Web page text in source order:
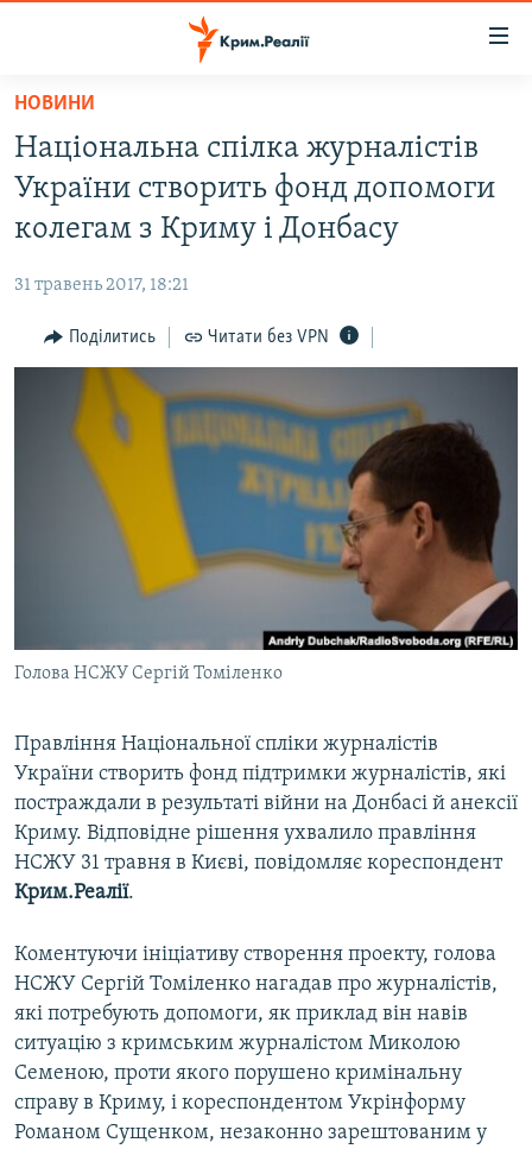
Перейти
основного
матеріалу
Перейти
до
основної
навігації
Перейти
до
ВОДА.КРИМ
ВІДЕО ТА ФОТО
БЛОГИ
ПОГЛЯД
ВСЕ ЗА ДЕНЬ
СПЕЦПРОЕКТИ
ДЕПОРТАЦІЯ
ВІДЕОУРОКИ «ELIFBE»
СВІДЧЕННЯ ОКУПАЦІЇ
УКРАЇНСЬКА ПРОБЛЕМА КРИМУ
ІНФОГРАФІКА
ЯК ОБІЙТИ БЛОКУВАННЯ
ДОЛУЧАЙСЯ!
Усі сайти RFE/RL
НОВИНИ
Національна спілка журналістів
України створить фонд допомоги
колегам з Криму і Донбасу
31 травень 2017, 18:21
Поділитись Читати без VPN
Голова НСЖУ Сергій Томіленко
Правління Національної спліки журналістів
України створить фонд підтримки журналістів, які
постраждали в результаті війни на Донбасі й анексії
Криму. Відповідне рішення ухвалило правління
НСЖУ 31 травня в Києві, повідомляє кореспондент
Крим.Реалії.
Коментуючи ініціативу створення проекту, голова
НСЖУ Сергій Томіленко нагадав про журналістів,
які потребують допомоги, як приклад він навів
ситуацію з кримським журналістом Миколою
Семеною, проти якого порушено кримінальну
справу в Криму, і кореспондентом Укрінформу
Романом Сущенком, незаконно зарештованим у